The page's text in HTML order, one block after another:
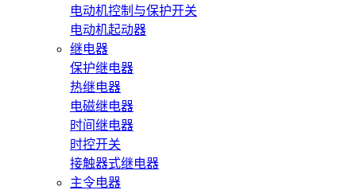
电动机控制与保护开关
电动机起动器
继电器
保护继电器
热继电器
电磁继电器
时间继电器
时控开关
接触器式继电器
主令电器